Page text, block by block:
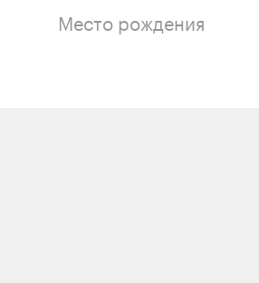
Место рождения